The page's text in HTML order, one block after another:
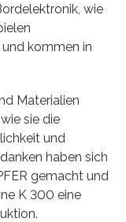
wie
kommen in
Materialien
sie die
und
haben sich
gemacht und
K 300 eine